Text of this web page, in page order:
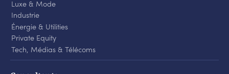
Luxe & Mode
Industrie
Énergie & Utilities
Private Equity
Tech, Médias & Télécoms